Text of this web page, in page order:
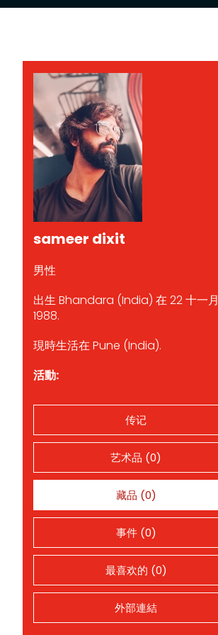
sameer dixit
男性
出生 Bhandara (India) 在 22 十一月
1988.
現時生活在 Pune (India).
活動:
传记
艺术品 (0)
藏品 (0)
事件 (0)
最喜欢的 (0)
外部連結